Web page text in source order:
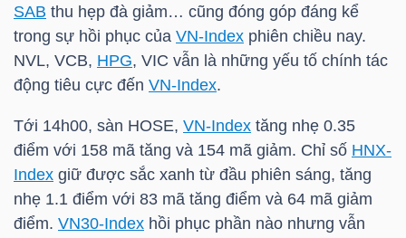
SAB thu hẹp đà giảm… cũng đóng góp đáng kể
trong sự hồi phục của VN-Index phiên chiều nay.
NVL, VCB, HPG, VIC vẫn là những yếu tố chính tác
động tiêu cực đến VN-Index.
Tới 14h00, sàn HOSE, VN-Index tăng nhẹ 0.35
điểm với 158 mã tăng và 154 mã giảm. Chỉ số HNX-
Index giữ được sắc xanh từ đầu phiên sáng, tăng
nhẹ 1.1 điểm với 83 mã tăng điểm và 64 mã giảm
điểm. VN30-Index hồi phục phần nào nhưng vẫn
PHÂN
TÍCH
VIETSTOCKFINANCE
MÔ